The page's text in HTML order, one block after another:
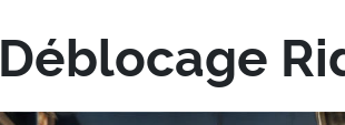
Déblocage